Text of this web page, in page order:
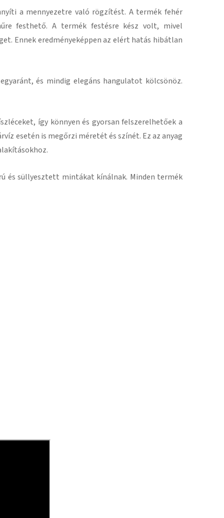
a mennyezetre való rögzítést. A termék fehér
festhető. A termék festésre kész volt, mivel
Ennek eredményeképpen az elért hatás hibátlan
és mindig elegáns hangulatot kölcsönöz.
így könnyen és gyorsan felszerelhetőek a
esetén is megőrzi méretét és színét. Ez az anyag
és süllyesztett mintákat kínálnak. Minden termék